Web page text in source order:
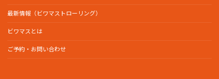
最新情報（ビワマストローリング）
ビワマスとは
ご予約・お問い合わせ